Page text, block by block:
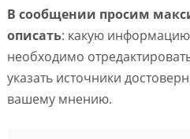
В сообщении просим
описать: какую информацию
необходимо
указать источники
вашему мнению.